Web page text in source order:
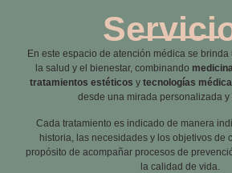
En este espacio de atención médica se
la salud y el bienestar, combinando
tratamientos estéticos y tecnologías
desde una mirada personalizada y
Cada tratamiento es indicado de manera
historia, las necesidades y los objetivos de
propósito de acompañar procesos de
la calidad de vida.